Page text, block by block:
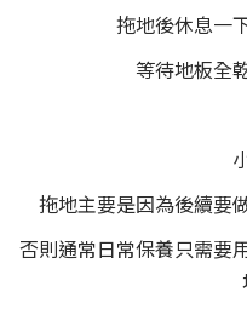
拖地後休息一
等待地板全
拖地主要是因為後續要
否則通常日常保養只需要